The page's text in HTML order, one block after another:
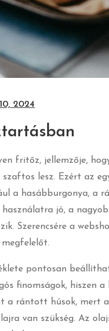
2024
fritőz, jellemzője,
szaftos lesz. Ezért az
a hasábburgonya, a
jó, a
Szerencsére a
pontosan
finomságok, hiszen
a rántott húsok, mert
van szükség. Az